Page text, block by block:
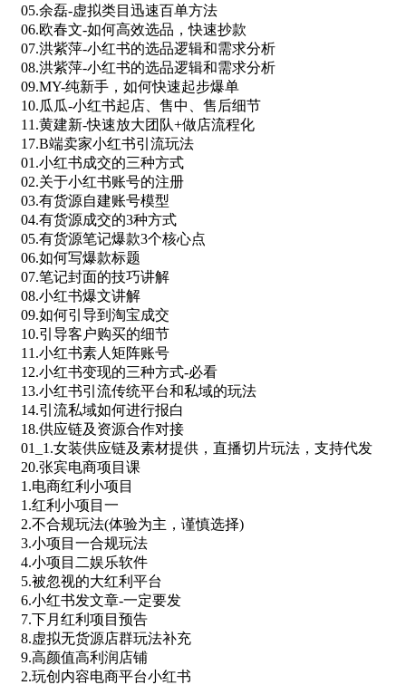
05.余磊-虚拟类目迅速百单方法
06.欧春文-如何高效选品，快速抄款
07.洪紫萍-小红书的选品逻辑和需求分析
08.洪紫萍-小红书的选品逻辑和需求分析
09.MY-纯新手，如何快速起步爆单
10.瓜瓜-小红书起店、售中、售后细节
11.黄建新-快速放大团队+做店流程化
17.B端卖家小红书引流玩法
01.小红书成交的三种方式
02.关于小红书账号的注册
03.有货源自建账号模型
04.有货源成交的3种方式
05.有货源笔记爆款3个核心点
06.如何写爆款标题
07.笔记封面的技巧讲解
08.小红书爆文讲解
09.如何引导到淘宝成交
10.引导客户购买的细节
11.小红书素人矩阵账号
12.小红书变现的三种方式-必看
13.小红书引流传统平台和私域的玩法
14.引流私域如何进行报白
18.供应链及资源合作对接
01_1.女装供应链及素材提供，直播切片玩法，支持代发
20.张宾电商项目课
1.电商红利小项目
1.红利小项目一
2.不合规玩法(体验为主，谨慎选择)
3.小项目一合规玩法
4.小项目二娱乐软件
5.被忽视的大红利平台
6.小红书发文章-一定要发
7.下月红利项目预告
8.虚拟无货源店群玩法补充
9.高颜值高利润店铺
2.玩创内容电商平台小红书